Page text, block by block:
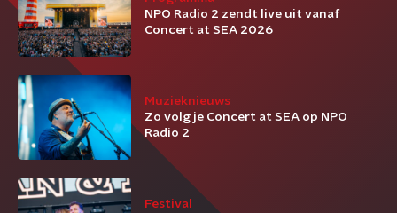
NPO Radio 2 zendt live uit vanaf
Concert at SEA 2026
Muzieknieuws
Zo volg je Concert at SEA op NPO
Radio 2
Festival